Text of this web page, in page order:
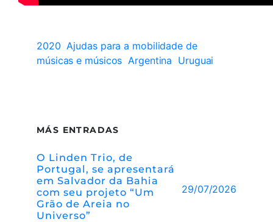
2020 Ajudas para a mobilidade de
músicas e músicos Argentina Uruguai
MÁS ENTRADAS
O Linden Trio, de
Portugal, se apresentará
em Salvador da Bahia
com seu projeto “Um
Grão de Areia no
Universo”
29/07/2026